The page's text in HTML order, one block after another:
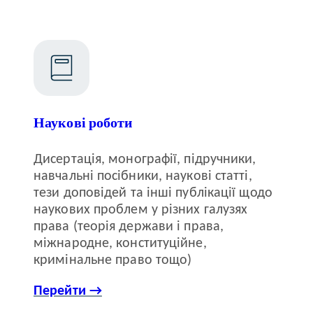
Наукові роботи
Дисертація, монографії, підручники,
навчальні посібники, наукові статті,
тези доповідей та інші публікації щодо
наукових проблем у різних галузях
права (теорія держави і права,
міжнародне, конституційне,
кримінальне право тощо)
Перейти →